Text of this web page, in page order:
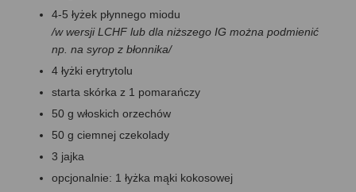
4-5 łyżek płynnego miodu
/w wersji LCHF lub dla niższego IG można podmienić
np. na syrop z błonnika/
4 łyżki erytrytolu
starta skórka z 1 pomarańczy
50 g włoskich orzechów
50 g ciemnej czekolady
3 jajka
opcjonalnie: 1 łyżka mąki kokosowej